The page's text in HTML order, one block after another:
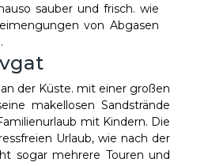
sauber und frisch. wie
von Abgasen
der Küste. mit einer großen
makellosen Sandstrände
mit Kindern. Die
Urlaub, wie nach der
sogar mehrere Touren und